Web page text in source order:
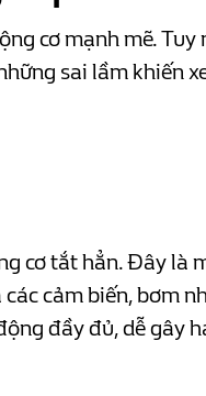
cơ mạnh mẽ. Tuy
sai lầm khiến
cơ tắt hẳn. Đây là
cảm biến, bơm
đầy đủ, dễ gây